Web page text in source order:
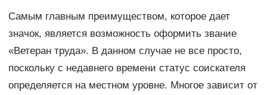
Самым главным преимуществом, которое дает
значок, является возможность оформить звание
«Ветеран труда». В данном случае не все просто,
поскольку с недавнего времени статус соискателя
определяется на местном уровне. Многое зависит от